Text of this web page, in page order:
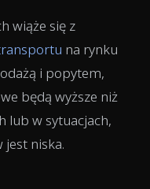
wiąże się z
na rynku
i popytem,
będą wyższe niż
lub w sytuacjach,
niska.